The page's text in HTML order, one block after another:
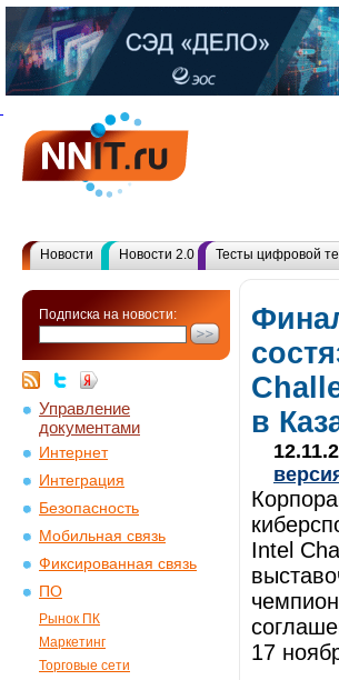
Новости Новости 2.0 Тесты цифровой
Подписка на новости:
Управление
документами
Интернет
Интеграция
Безопасность
Мобильная связь
Фиксированная связь
ПО
Рынок ПК
Маркетинг
Торговые сети
в
Intel
17